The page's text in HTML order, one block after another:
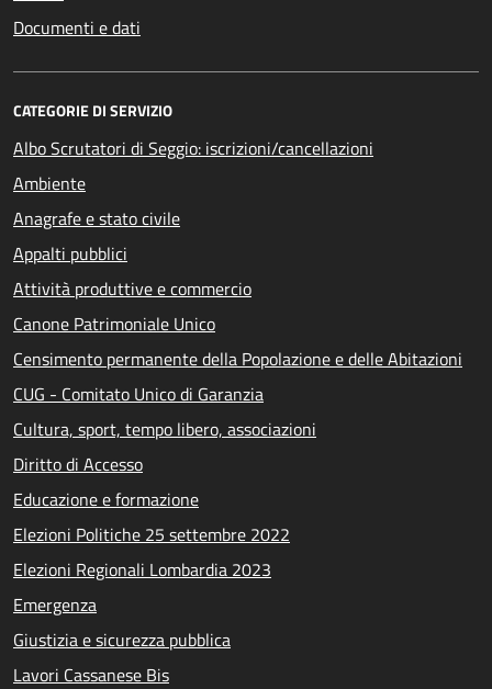
Documenti e dati
CATEGORIE DI SERVIZIO
Albo Scrutatori di Seggio: iscrizioni/cancellazioni
Ambiente
Anagrafe e stato civile
Appalti pubblici
Attività produttive e commercio
Canone Patrimoniale Unico
Censimento permanente della Popolazione e delle Abitazioni
CUG - Comitato Unico di Garanzia
Cultura, sport, tempo libero, associazioni
Diritto di Accesso
Educazione e formazione
Elezioni Politiche 25 settembre 2022
Elezioni Regionali Lombardia 2023
Emergenza
Giustizia e sicurezza pubblica
Lavori Cassanese Bis